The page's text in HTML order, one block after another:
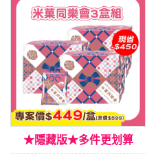
★隱藏版★多件更划算